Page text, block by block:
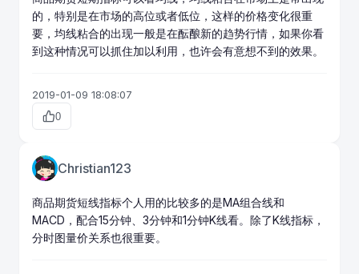
的，特别是在市场的高位或者低位，这样的价格变化很重
要，均线粘合的出现一般是在酝酿新的趋势行情，如果你看
到这种情况可以抓住加以利用，也许会有意想不到的效果。
2019-01-09 18:08:07
0
Christian123
商品期货短线指标个人用的比较多的是MA组合线和
MACD，配合15分钟、3分钟和1分钟K线看。除了K线指标，
分时图量价关系也很重要。